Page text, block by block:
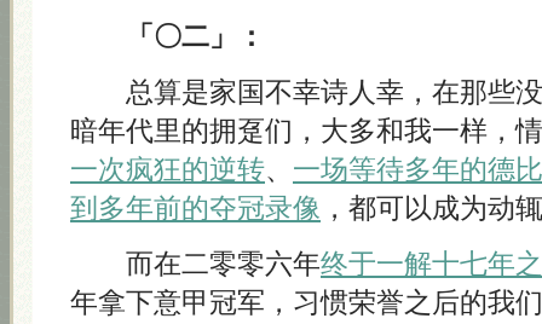
「〇二」：
总算是家国不幸诗人幸，在那些没
暗年代里的拥趸们，大多和我一样，
一次疯狂的逆转、 一场等待多年的德
到多年前的夺冠录像 ，都可以成为动
而在二零零六年终于一解十七年
年拿下意甲冠军，习惯荣誉之后的我